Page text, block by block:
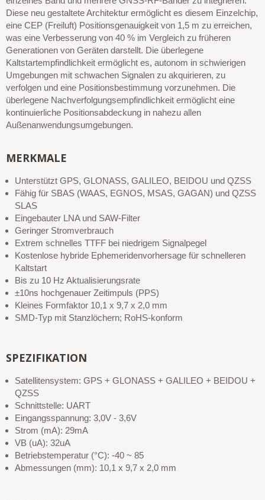
Diese neu gestaltete Architektur ermöglicht es diesem Einzelchip,
eine CEP (Freiluft) Positionsgenauigkeit von 1,5 m zu erreichen,
was eine Verbesserung von 40 % im Vergleich zu früheren
Generationen von Geräten darstellt. Die überlegene
Kaltstartempfindlichkeit ermöglicht es, autonom in schwierigen
Umgebungen mit schwachen Signalen zu akquirieren, zu
verfolgen und eine Positionsbestimmung vorzunehmen. Die
überlegene Nachverfolgungsempfindlichkeit ermöglicht eine
kontinuierliche Positionsabdeckung in nahezu allen
Außenanwendungsumgebungen.
MERKMALE
Unterstützt GPS, GLONASS, GALILEO, BEIDOU und QZSS
Fähig für SBAS (WAAS, EGNOS, MSAS, GAGAN) und QZSS
SLAS
Eingebauter LNA und SAW-Filter
Geringer Stromverbrauch
Extrem schnelles TTFF bei niedrigem Signalpegel
Kostenlose hybride Ephemeridenvorhersage für schnelleren
Kaltstart
Bis zu 10 Hz Aktualisierungsrate
±10ns hochgenauer Zeitimpuls (PPS)
Kleines Formfaktor 10,1 x 9,7 x 2,0 mm
SMD-Typ mit Stanzlöchern; RoHS-konform
SPEZIFIKATION
Satellitensystem: GPS + GLONASS + GALILEO + BEIDOU +
QZSS
Schnittstelle: UART
Eingangsspannung: 3,0V - 3,6V
Strom (mA): 29mA
VB (uA): 32uA
Betriebstemperatur (°C): -40 ~ 85
Abmessungen (mm): 10,1 x 9,7 x 2,0 mm